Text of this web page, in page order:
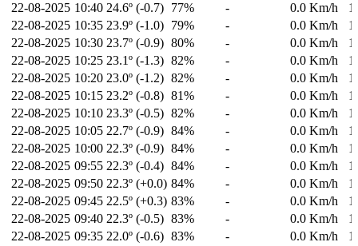
22-08-2025 10:40 24.6º (-0.7) 77% - 0.0 Km/h
22-08-2025 10:35 23.9º (-1.0) 79% - 0.0 Km/h
22-08-2025 10:30 23.7º (-0.9) 80% - 0.0 Km/h
22-08-2025 10:25 23.1º (-1.3) 82% - 0.0 Km/h
22-08-2025 10:20 23.0º (-1.2) 82% - 0.0 Km/h
22-08-2025 10:15 23.2º (-0.8) 81% - 0.0 Km/h
22-08-2025 10:10 23.3º (-0.5) 82% - 0.0 Km/h
22-08-2025 10:05 22.7º (-0.9) 84% - 0.0 Km/h
22-08-2025 10:00 22.3º (-0.9) 84% - 0.0 Km/h
22-08-2025 09:55 22.3º (-0.4) 84% - 0.0 Km/h
22-08-2025 09:50 22.3º (+0.0) 84% - 0.0 Km/h
22-08-2025 09:45 22.5º (+0.3) 83% - 0.0 Km/h
22-08-2025 09:40 22.3º (-0.5) 83% - 0.0 Km/h
22-08-2025 09:35 22.0º (-0.6) 83% - 0.0 Km/h